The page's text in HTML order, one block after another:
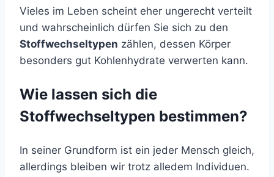
Vieles im Leben scheint eher ungerecht verteilt
und wahrscheinlich dürfen Sie sich zu den
Stoffwechseltypen zählen, dessen Körper
besonders gut Kohlenhydrate verwerten kann.
Wie lassen sich die
Stoffwechseltypen bestimmen?
In seiner Grundform ist ein jeder Mensch gleich,
allerdings bleiben wir trotz alledem Individuen.